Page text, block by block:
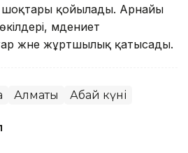
шоқтары қойылады. Арнайы
мәдениет
және жұртшылық қатысады.
Алматы Абай күні